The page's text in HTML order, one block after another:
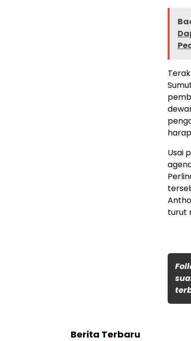
Usai
turut
Berita Terbaru